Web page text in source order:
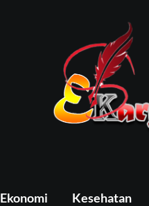
Ekonomi Kesehatan